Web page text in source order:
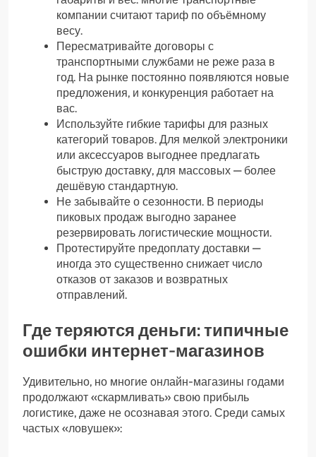
компании считают тариф по объёмному
весу.
Пересматривайте договоры с
транспортными службами не реже раза в
год. На рынке постоянно появляются новые
предложения, и конкуренция работает на
вас.
Используйте гибкие тарифы для разных
категорий товаров. Для мелкой электроники
или аксессуаров выгоднее предлагать
быструю доставку, для массовых — более
дешёвую стандартную.
Не забывайте о сезонности. В периоды
пиковых продаж выгодно заранее
резервировать логистические мощности.
Протестируйте предоплату доставки —
иногда это существенно снижает число
отказов от заказов и возвратных
отправлений.
Где теряются деньги: типичные
ошибки интернет-магазинов
Удивительно, но многие онлайн-магазины годами
продолжают «скармливать» свою прибыль
логистике, даже не осознавая этого. Среди самых
частых «ловушек»: